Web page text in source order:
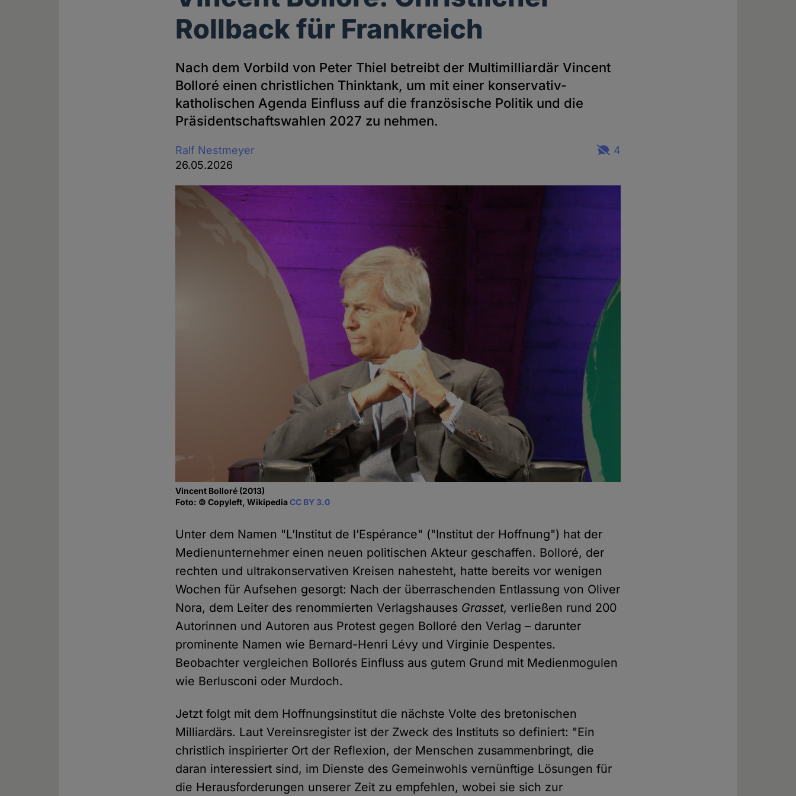
Rollback für Frankreich
Nach dem Vorbild von Peter Thiel betreibt der Multimilliardär Vincent
Bolloré einen christlichen Thinktank, um mit einer konservativ-
katholischen Agenda Einfluss auf die französische Politik und die
Präsidentschaftswahlen 2027 zu nehmen.
Ralf Nestmeyer
26.05.2026
4
Vincent Bolloré (2013)
Foto: © Copyleft, WikipediaCC BY 3.0
Unter dem Namen "L’Institut de l’Espérance" ("Institut der Hoffnung") hat der
Medienunternehmer einen neuen politischen Akteur geschaffen. Bolloré, der
rechten und ultrakonservativen Kreisen nahesteht, hatte bereits vor wenigen
Wochen für Aufsehen gesorgt: Nach der überraschenden Entlassung von Oliver
Nora, dem Leiter des renommierten Verlagshauses Grasset, verließen rund 200
Autorinnen und Autoren aus Protest gegen Bolloré den Verlag – darunter
prominente Namen wie Bernard-Henri Lévy und Virginie Despentes.
Beobachter vergleichen Bollorés Einfluss aus gutem Grund mit Medienmogulen
wie Berlusconi oder Murdoch.
Jetzt folgt mit dem Hoffnungsinstitut die nächste Volte des bretonischen
Milliardärs. Laut Vereinsregister ist der Zweck des Instituts so definiert: "Ein
christlich inspirierter Ort der Reflexion, der Menschen zusammenbringt, die
daran interessiert sind, im Dienste des Gemeinwohls vernünftige Lösungen für
die Herausforderungen unserer Zeit zu empfehlen, wobei sie sich zur